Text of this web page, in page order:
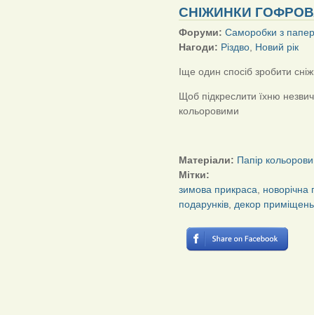
СНІЖИНКИ
Форуми: Саморобки з
Нагоди: Різдво Новий рік
Іще один спосіб зробити
Щоб підкреслити їхню
кольоровими
Матеріали: Папір
Мітки:
зимова прикраса
новорічна
подарунків декор приміщень